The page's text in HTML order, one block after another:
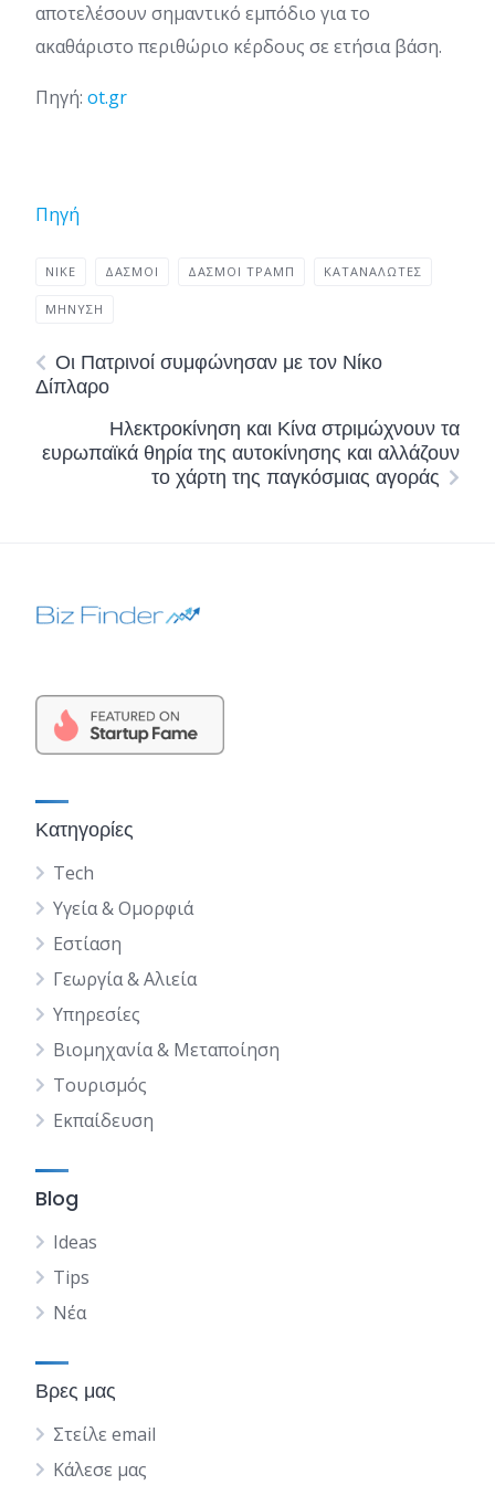
αποτελέσουν σημαντικό εμπόδιο για το
ακαθάριστο περιθώριο κέρδους σε ετήσια βάση.
Πηγή: ot.gr
Πηγή
NIKE ΔΑΣΜΟΊ ΔΑΣΜΟΊ ΤΡΑΜΠ ΚΑΤΑΝΑΛΩΤΈΣ
ΜΉΝΥΣΗ
Οι Πατρινοί συμφώνησαν με τον Νίκο
Δίπλαρο
Ηλεκτροκίνηση και Κίνα στριμώχνουν τα
ευρωπαϊκά θηρία της αυτοκίνησης και αλλάζουν
το χάρτη της παγκόσμιας αγοράς
Κατηγορίες
Tech
Υγεία & Ομορφιά
Εστίαση
Γεωργία & Αλιεία
Υπηρεσίες
Βιομηχανία & Μεταποίηση
Τουρισμός
Εκπαίδευση
Blog
Ideas
Tips
Νέα
Βρες μας
Στείλε email
Κάλεσε μας